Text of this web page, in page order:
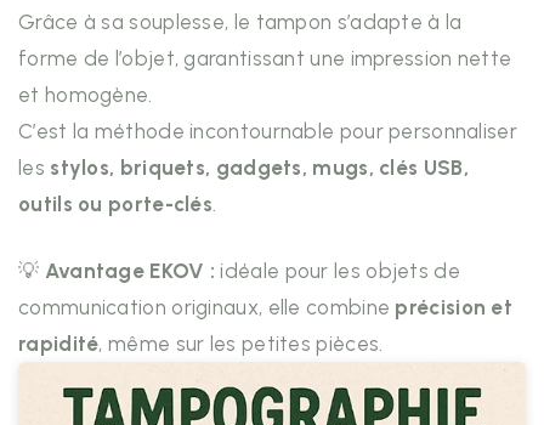
Grâce à sa souplesse, le tampon s’adapte à la
forme de l’objet, garantissant une impression nette
et homogène.
C’est la méthode incontournable pour personnaliser
les stylos, briquets, gadgets, mugs, clés USB,
outils ou porte-clés.
💡 Avantage EKOV : idéale pour les objets de
communication originaux, elle combine précision et
rapidité, même sur les petites pièces.